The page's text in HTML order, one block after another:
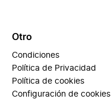
Otro
Condiciones
Política de Privacidad
Política de cookies
Configuración de cookies